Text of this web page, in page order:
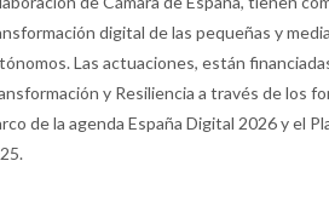
digital de las pequeñas y
Las actuaciones, están
y Resiliencia a través de los
de la agenda España Digital 2026 y el